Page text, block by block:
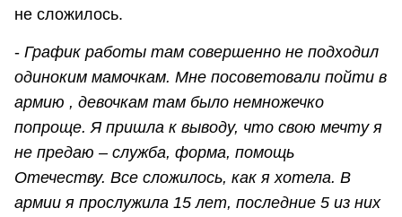
не сложилось.
- График работы там совершенно не подходил
одиноким мамочкам. Мне посоветовали пойти в
армию , девочкам там было немножечко
попроще. Я пришла к выводу, что свою мечту я
не предаю – служба, форма, помощь
Отечеству. Все сложилось, как я хотела. В
армии я прослужила 15 лет, последние 5 из них